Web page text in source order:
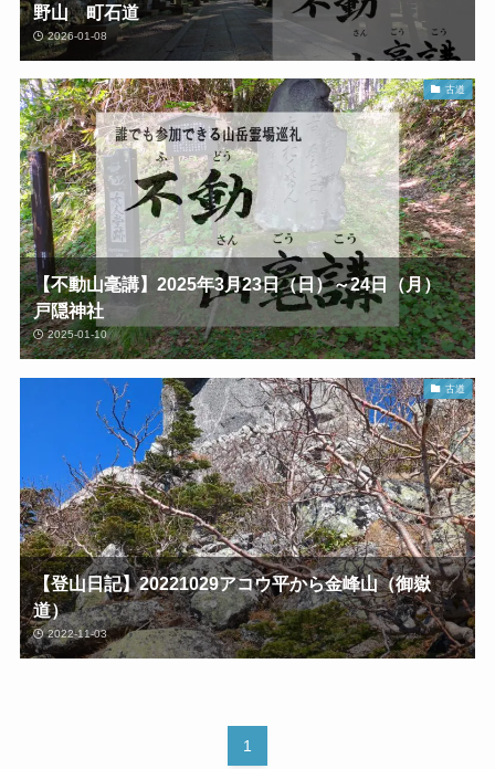
野山 町石道
2026-01-08
古道
【不動山毫講】2025年3月23日（日）～24日（月）
戸隠神社
2025-01-10
古道
【登山日記】20221029アコウ平から金峰山（御嶽
道）
2022-11-03
1